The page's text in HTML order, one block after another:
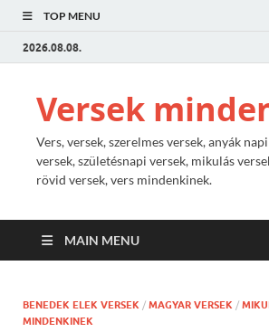
TOP MENU
2026.08.08.
Versek
Vers, versek, szerelmes versek, anyák
versek, születésnapi versek, mikulás
rövid versek, vers mindenkinek.
MAIN MENU
BENEDEK ELEK VERSEK / MAGYAR VERSEK /
MINDENKINEK